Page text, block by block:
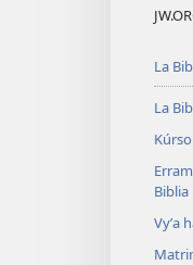
La
La
Biblia
Vyʼa